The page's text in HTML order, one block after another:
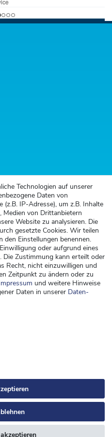
Technologien auf unserer
Daten von
(z.B. IP-Adresse), um z.B. Inhalte
Medien von Drittanbietern
Website zu analysieren. Die
gesetzte Cookies. Wir teilen
Einstellungen benennen.
oder aufgrund eines
Die Zustimmung kann erteilt oder
Recht, nicht einzuwilligen und
Zeitpunkt zu ändern oder zu
und weitere Hinweise
Daten in unserer Daten­
bis 15.00 Uhr
Preise aus dem Mobilfunknetz ggf.